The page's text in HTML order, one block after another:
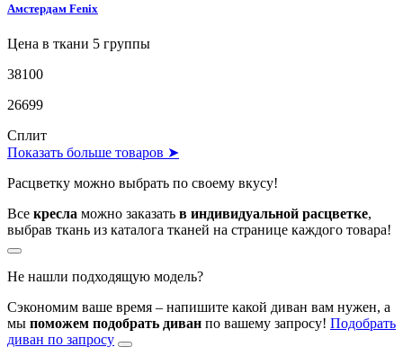
Амстердам Fenix
Цена в ткани 5 группы
38100
26699
Сплит
Показать больше товаров ➤
Расцветку можно выбрать по своему вкусу!
Все кресла можно заказать в индивидуальной расцветке,
выбрав ткань из каталога тканей на странице каждого товара!
Не нашли подходящую модель?
Сэкономим ваше время – напишите какой диван вам нужен, а
мы поможем подобрать диван по вашему запросу! Подобрать
диван по запросу